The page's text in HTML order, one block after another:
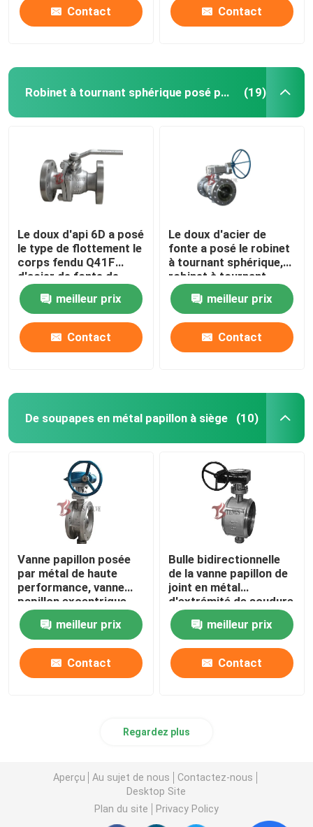
Contact Contact
Robinet à tournant sphérique posé par doux (19)
Le doux d'api 6D a posé
le type de flottement le
corps fendu Q41F
d'acier de fonte de
robinet à tournant
sphérique d'entrée
latérale
meilleur prix
Contact
Le doux d'acier de
fonte a posé le robinet
à tournant sphérique,
robinet à tournant
sphérique d'entrée de
côté d'api 6D 2 pouces
- 36 pouces
meilleur prix
Contact
De soupapes en métal papillon à siège (10)
Vanne papillon posée
par métal de haute
performance, vanne
papillon excentrique
triple
meilleur prix
Contact
Bulle bidirectionnelle
de la vanne papillon de
joint en métal
d'extrémité de soudure
de BW BFV fortement
coupéemeilleur prix
Contact
Regardez plus
Aperçu Au sujet de nous
Contactez-nous
Desktop Site
Plan du site
Privacy Policy